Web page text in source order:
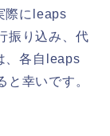
際にleaps
振り込み、代
、各自leaps
幸いです。